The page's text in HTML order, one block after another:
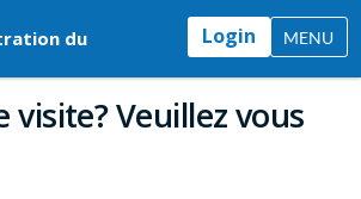
du Login MENU
visite? Veuillez vous